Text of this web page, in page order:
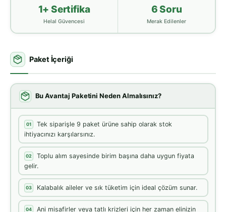
1+ Sertifika
Helal Güvencesi
6 Soru
Merak Edilenler
Paket İçeriği
Bu Avantaj Paketini Neden Almalısınız?
01
Tek siparişle 9 paket ürüne sahip olarak stok
ihtiyacınızı karşılarsınız.
02
Toplu alım sayesinde birim başına daha uygun fiyata
gelir.
03 Kalabalık aileler ve sık tüketim için ideal çözüm sunar.
04
Ani misafirler veya tatlı krizleri için her zaman elinizin